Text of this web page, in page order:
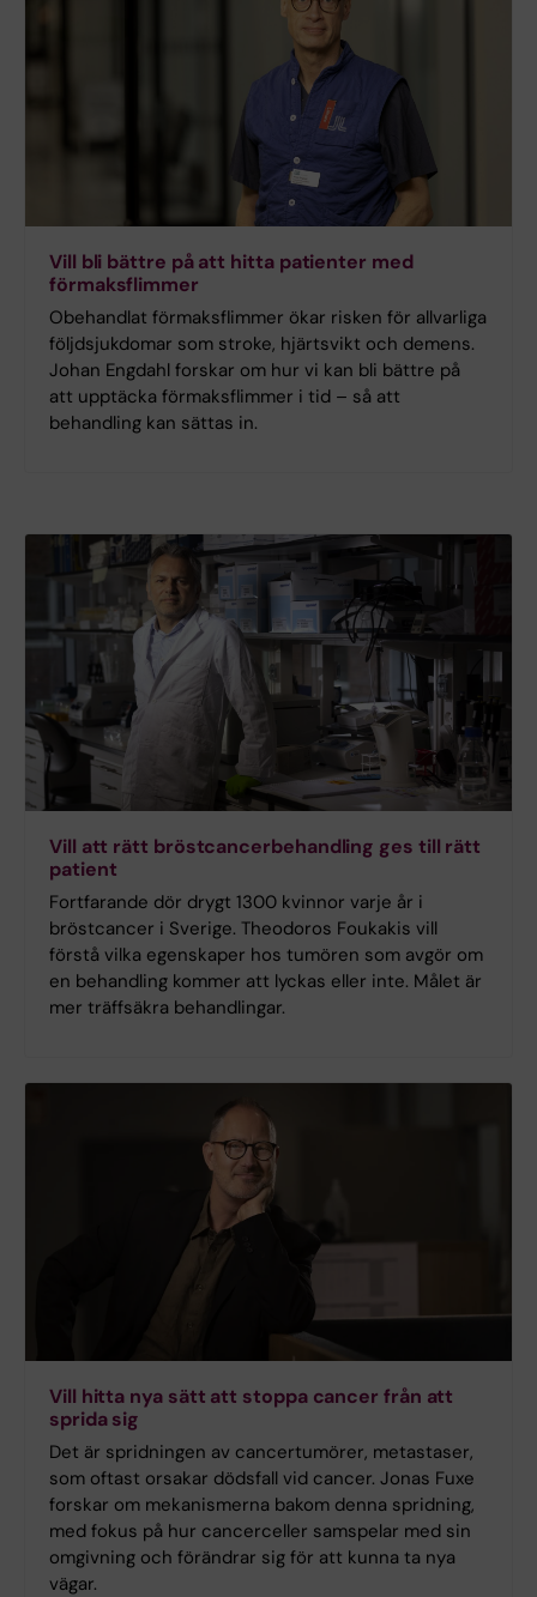
Vill bli bättre på att hitta patienter med
förmaksflimmer
Obehandlat förmaksflimmer ökar risken för allvarliga
följdsjukdomar som stroke, hjärtsvikt och demens.
Johan Engdahl forskar om hur vi kan bli bättre på
att upptäcka förmaksflimmer i tid – så att
behandling kan sättas in.
Vill att rätt bröstcancerbehandling ges till rätt
patient
Fortfarande dör drygt 1300 kvinnor varje år i
bröstcancer i Sverige. Theodoros Foukakis vill
förstå vilka egenskaper hos tumören som avgör om
en behandling kommer att lyckas eller inte. Målet är
mer träffsäkra behandlingar.
Vill hitta nya sätt att stoppa cancer från att
sprida sig
Det är spridningen av cancertumörer, metastaser,
som oftast orsakar dödsfall vid cancer. Jonas Fuxe
forskar om mekanismerna bakom denna spridning,
med fokus på hur cancerceller samspelar med sin
omgivning och förändrar sig för att kunna ta nya
vägar.